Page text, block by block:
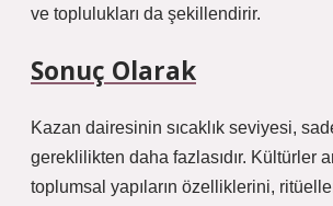
ve toplulukları da şekillendirir.
Sonuç Olarak
Kazan dairesinin sıcaklık seviyesi,
gereklilikten daha fazlasıdır. Kültürler
toplumsal yapıların özelliklerini,